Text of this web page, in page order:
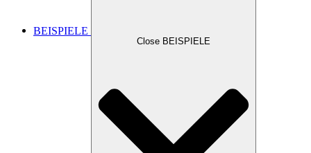
BEISPIELE
Close BEISPIELE